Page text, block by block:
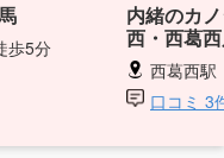
歩5分
内緒のカ
西・西葛
西葛西駅
口コミ 3